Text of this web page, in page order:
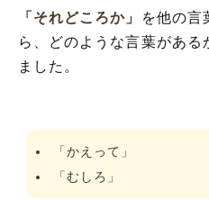
「それどころか」
を他の言
ら、どのような言葉がある
ました。
「かえって」
「むしろ」